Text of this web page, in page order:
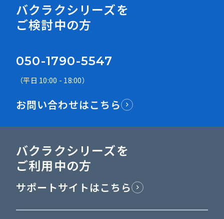
バクラクシリーズを
ご検討中の方
050-1790-5547
（平日 10:00 - 18:00）
お問い合わせはこちら
バクラクシリーズを
ご利用中の方
サポートサイトはこちら